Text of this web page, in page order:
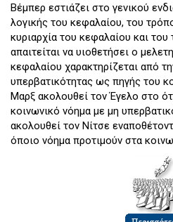
Βέμπερ εστιάζει στο γενικού
λογικής του κεφαλαίου, του
κυριαρχία του κεφαλαίου και
απαιτείται να υιοθετήσει ο
κεφαλαίου χαρακτηρίζεται από
υπερβατικότητας ως πηγής του
Μαρξ ακολουθεί τον Έγελο στο
κοινωνικό νόημα με μη
ακολουθεί τον Νίτσε
όποιο νόημα προτιμούν στα